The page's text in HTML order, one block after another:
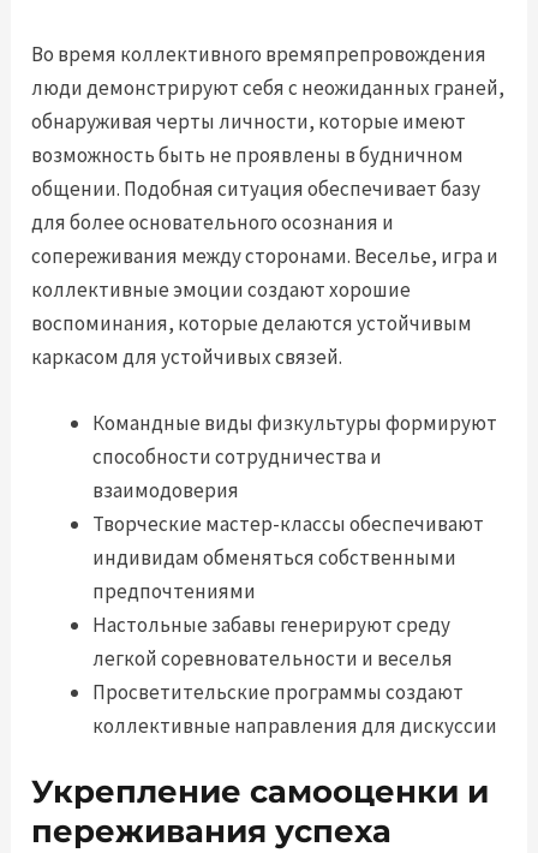
Во время коллективного времяпрепровождения
люди демонстрируют себя с неожиданных граней,
обнаруживая черты личности, которые имеют
возможность быть не проявлены в будничном
общении. Подобная ситуация обеспечивает базу
для более основательного осознания и
сопереживания между сторонами. Веселье, игра и
коллективные эмоции создают хорошие
воспоминания, которые делаются устойчивым
каркасом для устойчивых связей.
Командные виды физкультуры формируют
способности сотрудничества и
взаимодоверия
Творческие мастер-классы обеспечивают
индивидам обменяться собственными
предпочтениями
Настольные забавы генерируют среду
легкой соревновательности и веселья
Просветительские программы создают
коллективные направления для дискуссии
Укрепление самооценки и
переживания успеха